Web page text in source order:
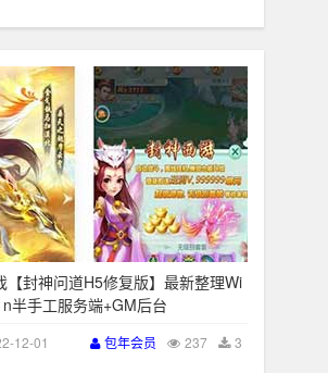
【封神问道H5修复版】最新整理Wi
n半手工服务端+GM后台
12-01 3
237
包年会员